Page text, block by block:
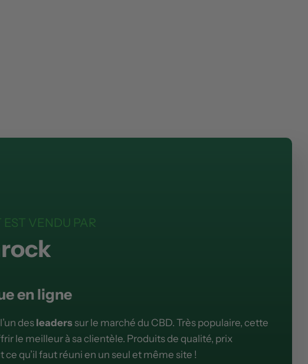
EST VENDU PAR
en ligne
desleaders sur le marché du CBD. Très populaire, cette
le meilleur à sa clientèle. Produits de qualité, prix
ce qu’il faut réuni en un seul et même site !